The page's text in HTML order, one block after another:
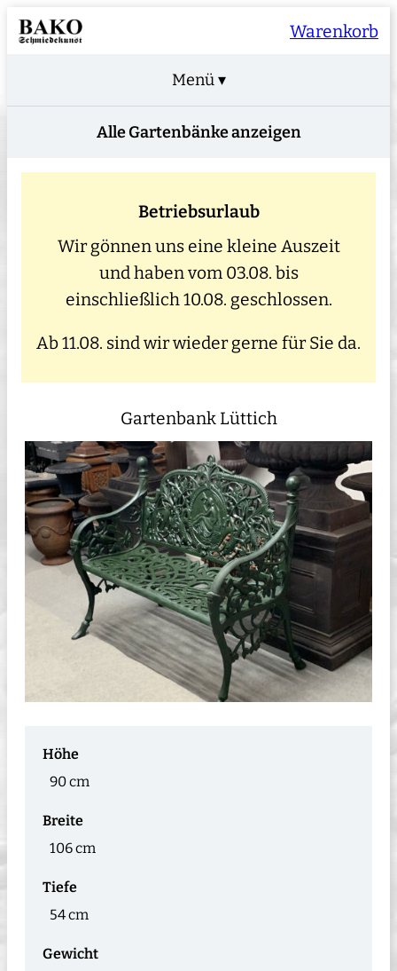
Warenkorb
Menü ▾
Alle Gartenbänke anzeigen
Betriebsurlaub
Wir gönnen uns eine kleine Auszeit
und haben vom 03.08. bis
einschließlich 10.08. geschlossen.
Ab 11.08. sind wir wieder gerne für Sie da.
Gartenbank Lüttich
Höhe
90 cm
Breite
106 cm
Tiefe
54 cm
Gewicht